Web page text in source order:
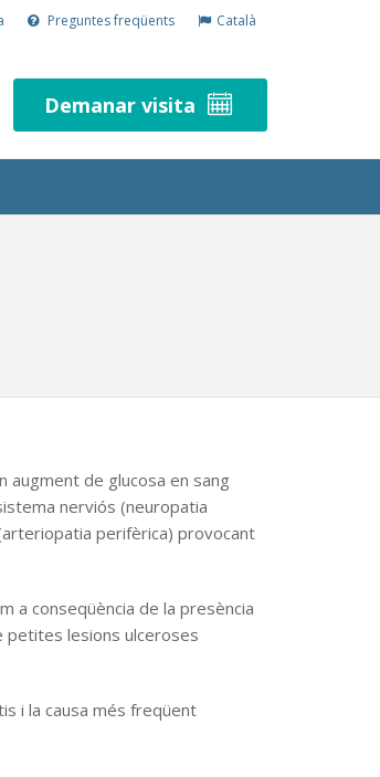
Preguntes freqüents Català
Demanar visita
de glucosa en sang
nerviós (neuropatia
perifèrica) provocant
a conseqüència de la presència
petites lesions ulceroses
i la causa més freqüent